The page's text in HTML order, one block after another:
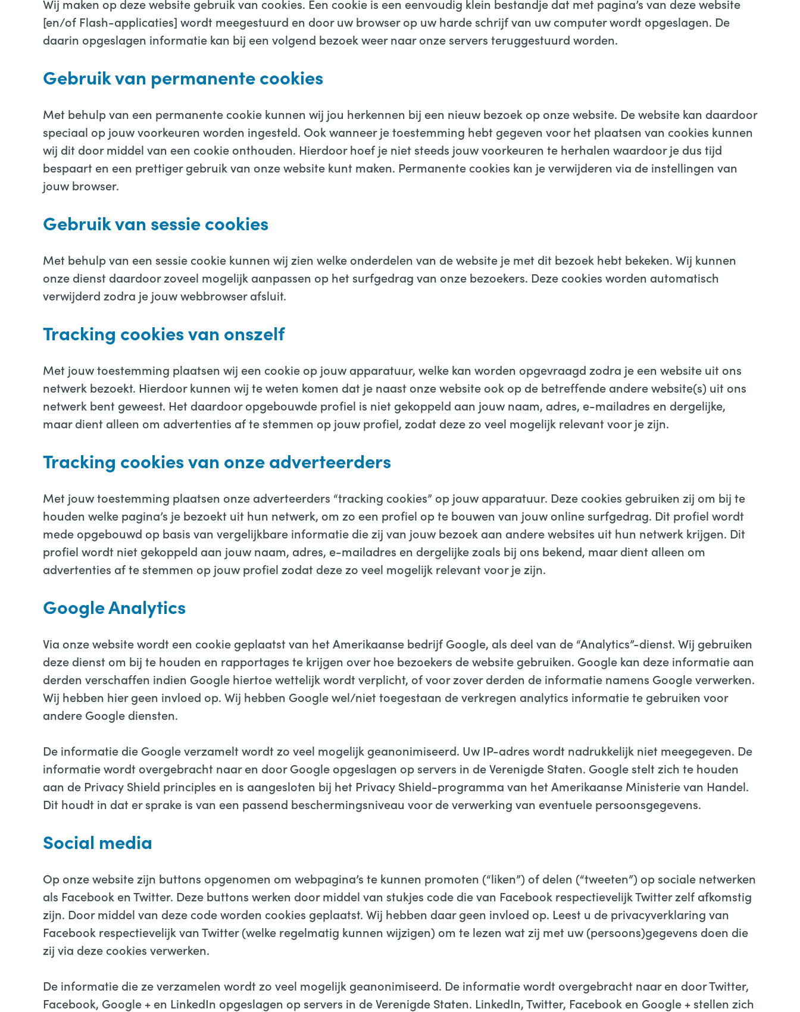
Wij maken op deze website gebruik van cookies. Een cookie is een eenvoudig klein bestandje dat met pagina’s van deze website
[en/of Flash-applicaties] wordt meegestuurd en door uw browser op uw harde schrijf van uw computer wordt opgeslagen. De
daarin opgeslagen informatie kan bij een volgend bezoek weer naar onze servers teruggestuurd worden.
Gebruik van permanente cookies
Met behulp van een permanente cookie kunnen wij jou herkennen bij een nieuw bezoek op onze website. De website kan daardoor
speciaal op jouw voorkeuren worden ingesteld. Ook wanneer je toestemming hebt gegeven voor het plaatsen van cookies kunnen
wij dit door middel van een cookie onthouden. Hierdoor hoef je niet steeds jouw voorkeuren te herhalen waardoor je dus tijd
bespaart en een prettiger gebruik van onze website kunt maken. Permanente cookies kan je verwijderen via de instellingen van
jouw browser.
Gebruik van sessie cookies
Met behulp van een sessie cookie kunnen wij zien welke onderdelen van de website je met dit bezoek hebt bekeken. Wij kunnen
onze dienst daardoor zoveel mogelijk aanpassen op het surfgedrag van onze bezoekers. Deze cookies worden automatisch
verwijderd zodra je jouw webbrowser afsluit.
Tracking cookies van onszelf
Met jouw toestemming plaatsen wij een cookie op jouw apparatuur, welke kan worden opgevraagd zodra je een website uit ons
netwerk bezoekt. Hierdoor kunnen wij te weten komen dat je naast onze website ook op de betreffende andere website(s) uit ons
netwerk bent geweest. Het daardoor opgebouwde profiel is niet gekoppeld aan jouw naam, adres, e-mailadres en dergelijke,
maar dient alleen om advertenties af te stemmen op jouw profiel, zodat deze zo veel mogelijk relevant voor je zijn.
Tracking cookies van onze adverteerders
Met jouw toestemming plaatsen onze adverteerders “tracking cookies” op jouw apparatuur. Deze cookies gebruiken zij om bij te
houden welke pagina’s je bezoekt uit hun netwerk, om zo een profiel op te bouwen van jouw online surfgedrag. Dit profiel wordt
mede opgebouwd op basis van vergelijkbare informatie die zij van jouw bezoek aan andere websites uit hun netwerk krijgen. Dit
profiel wordt niet gekoppeld aan jouw naam, adres, e-mailadres en dergelijke zoals bij ons bekend, maar dient alleen om
advertenties af te stemmen op jouw profiel zodat deze zo veel mogelijk relevant voor je zijn.
Google Analytics
Via onze website wordt een cookie geplaatst van het Amerikaanse bedrijf Google, als deel van de “Analytics”-dienst. Wij gebruiken
deze dienst om bij te houden en rapportages te krijgen over hoe bezoekers de website gebruiken. Google kan deze informatie aan
derden verschaffen indien Google hiertoe wettelijk wordt verplicht, of voor zover derden de informatie namens Google verwerken.
Wij hebben hier geen invloed op. Wij hebben Google wel/niet toegestaan de verkregen analytics informatie te gebruiken voor
andere Google diensten.
De informatie die Google verzamelt wordt zo veel mogelijk geanonimiseerd. Uw IP-adres wordt nadrukkelijk niet meegegeven. De
informatie wordt overgebracht naar en door Google opgeslagen op servers in de Verenigde Staten. Google stelt zich te houden
aan de Privacy Shield principles en is aangesloten bij het Privacy Shield-programma van het Amerikaanse Ministerie van Handel.
Dit houdt in dat er sprake is van een passend beschermingsniveau voor de verwerking van eventuele persoonsgegevens.
Social media
Op onze website zijn buttons opgenomen om webpagina’s te kunnen promoten (“liken”) of delen (“tweeten”) op sociale netwerken
als Facebook en Twitter. Deze buttons werken door middel van stukjes code die van Facebook respectievelijk Twitter zelf afkomstig
zijn. Door middel van deze code worden cookies geplaatst. Wij hebben daar geen invloed op. Leest u de privacyverklaring van
Facebook respectievelijk van Twitter (welke regelmatig kunnen wijzigen) om te lezen wat zij met uw (persoons)gegevens doen die
zij via deze cookies verwerken.
De informatie die ze verzamelen wordt zo veel mogelijk geanonimiseerd. De informatie wordt overgebracht naar en door Twitter,
Facebook, Google + en LinkedIn opgeslagen op servers in de Verenigde Staten. LinkedIn, Twitter, Facebook en Google + stellen zich